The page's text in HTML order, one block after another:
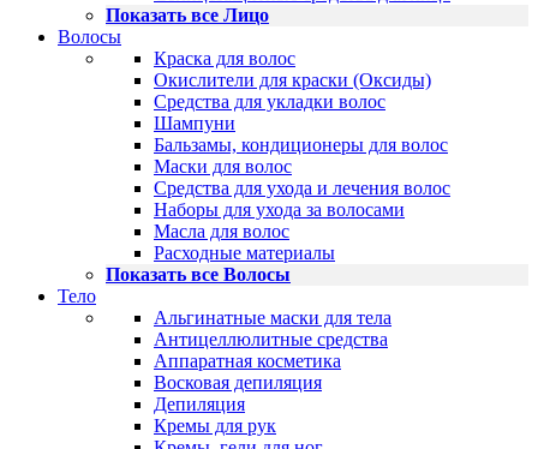
Показать все Лицо
Волосы
Краска для волос
Окислители для краски (Оксиды)
Средства для укладки волос
Шампуни
Бальзамы, кондиционеры для волос
Маски для волос
Средства для ухода и лечения волос
Наборы для ухода за волосами
Масла для волос
Расходные материалы
Показать все Волосы
Тело
Альгинатные маски для тела
Антицеллюлитные средства
Аппаратная косметика
Восковая депиляция
Депиляция
Кремы для рук